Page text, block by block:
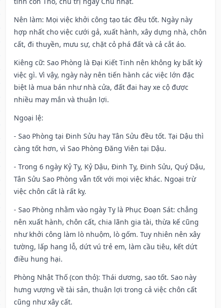
Nên làm: Mọi việc khởi công tạo tác đều tốt. Ngày này
hợp nhất cho việc cưới gả, xuất hành, xây dựng nhà, chôn
cất, đi thuyền, mưu sự, chặt cỏ phá đất và cả cắt áo.
Kiêng cữ: Sao Phòng là Đại Kiết Tinh nên không kỵ bất kỳ
việc gì. Vì vậy, ngày này nên tiến hành các việc lớn đặc
biệt là mua bán như nhà cửa, đất đai hay xe cộ được
nhiều may mắn và thuận lợi.
Ngoại lệ:
- Sao Phòng tại Đinh Sửu hay Tân Sửu đều tốt. Tại Dậu thì
càng tốt hơn, vì Sao Phòng Đăng Viên tại Dậu.
- Trong 6 ngày Kỷ Tỵ, Kỷ Dậu, Đinh Tỵ, Đinh Sửu, Quý Dậu,
Tân Sửu Sao Phòng vẫn tốt với mọi việc khác. Ngoại trừ
việc chôn cất là rất kỵ.
- Sao Phòng nhằm vào ngày Tỵ là Phục Đoạn Sát: chẳng
nên xuất hành, chôn cất, chia lãnh gia tài, thừa kế cũng
như khởi công làm lò nhuộm, lò gốm. Tuy nhiên nên xây
tường, lấp hang lỗ, dứt vú trẻ em, làm cầu tiêu, kết dứt
điều hung hại.
Phòng Nhật Thố (con thỏ): Thái dương, sao tốt. Sao này
hưng vượng về tài sản, thuận lợi trong cả việc chôn cất
cũng như xây cất.